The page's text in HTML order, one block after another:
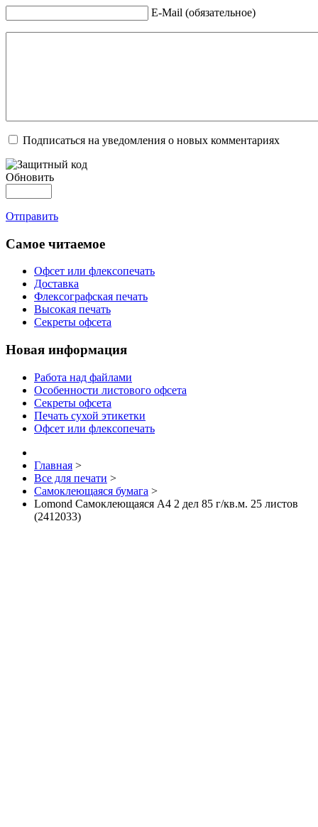
E-Mail (обязательное)
Подписаться на уведомления о новых комментариях
Обновить
Отправить
Самое читаемое
Офсет или флексопечать
Доставка
Флексографская печать
Высокая печать
Секреты офсета
Новая информация
Работа над файлами
Особенности листового офсета
Секреты офсета
Печать сухой этикетки
Офсет или флексопечать
Главная >
Все для печати >
Самоклеющаяся бумага >
Lomond Самоклеющаяся А4 2 дел 85 г/кв.м. 25 листов
(2412033)